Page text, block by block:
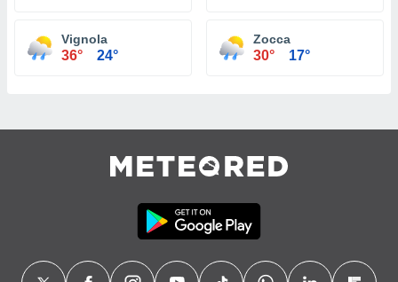
Vignola
36° 24°
Zocca
30° 17°